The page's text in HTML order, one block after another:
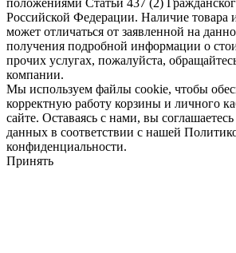
Российской Федерации. Наличие товара
может отличаться от заявленной на
получения подробной информации о
прочих услугах, пожалуйста,
компании.
Мы используем файлы cookie, чтобы
корректную работу корзины и личного
сайте. Оставаясь с нами, вы
данных в соответствии с нашей
конфиденциальности.
Принять